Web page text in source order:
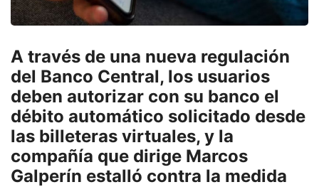
A través de una nueva regulación
del Banco Central, los usuarios
deben autorizar con su banco el
débito automático solicitado desde
las billeteras virtuales, y la
compañía que dirige Marcos
Galperín estalló contra la medida